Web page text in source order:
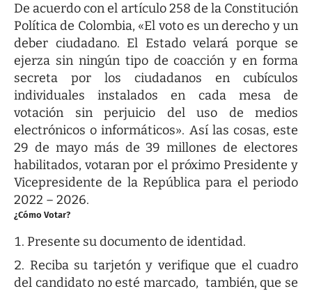
De acuerdo con el artículo 258 de la Constitución
Política de Colombia, «El voto es un derecho y un
deber ciudadano. El Estado velará porque se
ejerza sin ningún tipo de coacción y en forma
secreta por los ciudadanos en cubículos
individuales instalados en cada mesa de
votación sin perjuicio del uso de medios
electrónicos o informáticos». Así las cosas, este
29 de mayo más de 39 millones de electores
habilitados, votaran por el próximo Presidente y
Vicepresidente de la República para el periodo
2022 – 2026.
¿Cómo Votar?
Presente su documento de identidad.
Reciba su tarjetón y verifique que el cuadro
del candidato no esté marcado, también, que se